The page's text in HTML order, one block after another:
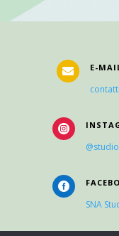
 E-


SNA